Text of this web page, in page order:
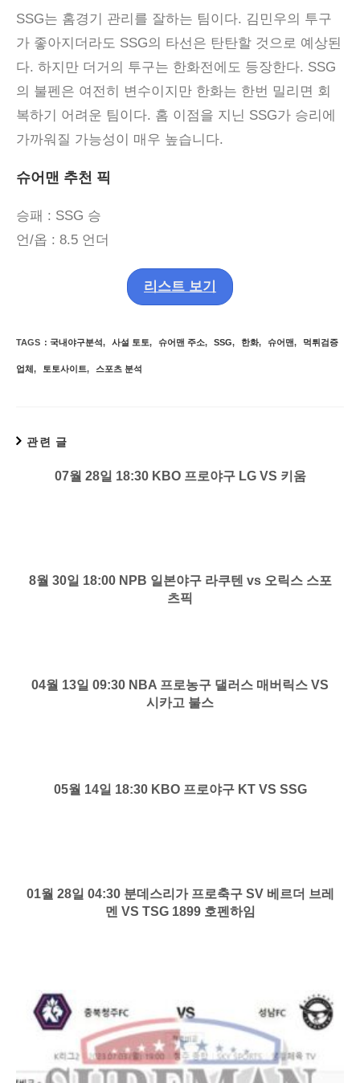
SSG는 홈경기 관리를 잘하는 팀이다. 김민우의 투구
가 좋아지더라도 SSG의 타선은 탄탄할 것으로 예상된
다. 하지만 더거의 투구는 한화전에도 등장한다. SSG
의 불펜은 여전히 변수이지만 한화는 한번 밀리면 회
복하기 어려운 팀이다. 홈 이점을 지닌 SSG가 승리에
가까워질 가능성이 매우 높습니다.
슈어맨 추천 픽
승패 : SSG 승
언/옵 : 8.5 언더
리스트 보기
TAGS : 국내야구분석, 사설 토토, 슈어맨 주소, SSG, 한화, 슈어맨, 먹튀검증
업체, 토토사이트, 스포츠 분석
관련 글
07월 28일 18:30 KBO 프로야구 LG VS 키움
8월 30일 18:00 NPB 일본야구 라쿠텐 vs 오릭스 스포
츠픽
04월 13일 09:30 NBA 프로농구 댈러스 매버릭스 VS
시카고 불스
05월 14일 18:30 KBO 프로야구 KT VS SSG
01월 28일 04:30 분데스리가 프로축구 SV 베르더 브레
멘 VS TSG 1899 호펜하임